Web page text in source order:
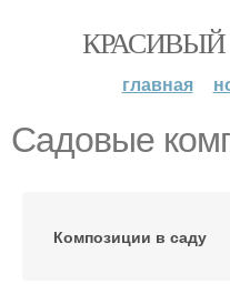
КРАСИВЫЙ
главная
Садовые
Композиции в саду